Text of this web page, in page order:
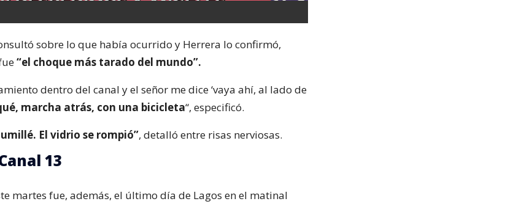
sobre lo que había ocurrido y Herrera lo confirmó,
“el choque más tarado del mundo”.
dentro del canal y el señor me dice ‘vaya ahí, al lado de
marcha atrás, con una bicicleta“, especificó.
El vidrio se rompió”, detalló entre risas nerviosas.
13
martes fue, además, el último día de Lagos en el matinal